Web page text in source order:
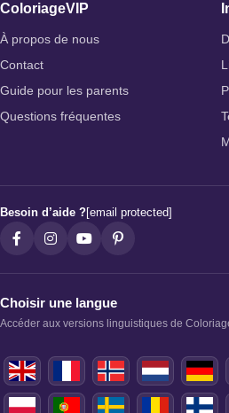
ColoriageVIP
À propos de nous
Contact
Guide pour les parents
Questions fréquentes
Besoin d’aide ?[email protected]
Choisir une langue
Accéder aux versions linguistiques de